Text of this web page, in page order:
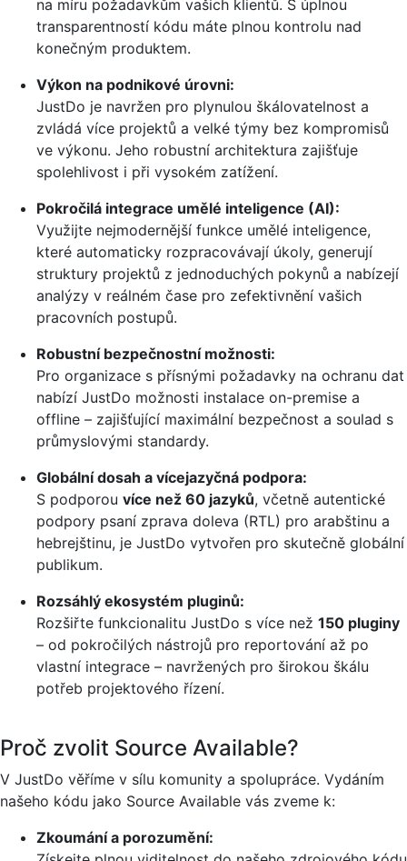
na míru požadavkům vašich klientů. S úplnou
transparentností kódu máte plnou kontrolu nad
konečným produktem.
Výkon na podnikové úrovni:
JustDo je navržen pro plynulou škálovatelnost a
zvládá více projektů a velké týmy bez kompromisů
ve výkonu. Jeho robustní architektura zajišťuje
spolehlivost i při vysokém zatížení.
Pokročilá integrace umělé inteligence (AI):
Využijte nejmodernější funkce umělé inteligence,
které automaticky rozpracovávají úkoly, generují
struktury projektů z jednoduchých pokynů a nabízejí
analýzy v reálném čase pro zefektivnění vašich
pracovních postupů.
Robustní bezpečnostní možnosti:
Pro organizace s přísnými požadavky na ochranu dat
nabízí JustDo možnosti instalace on-premise a
offline – zajišťující maximální bezpečnost a soulad s
průmyslovými standardy.
Globální dosah a vícejazyčná podpora:
S podporou více než 60 jazyků, včetně autentické
podpory psaní zprava doleva (RTL) pro arabštinu a
hebrejštinu, je JustDo vytvořen pro skutečně globální
publikum.
Rozsáhlý ekosystém pluginů:
Rozšiřte funkcionalitu JustDo s více než 150 pluginy
– od pokročilých nástrojů pro reportování až po
vlastní integrace – navržených pro širokou škálu
potřeb projektového řízení.
Proč zvolit Source Available?
V JustDo věříme v sílu komunity a spolupráce. Vydáním
našeho kódu jako Source Available vás zveme k:
Zkoumání a porozumění: